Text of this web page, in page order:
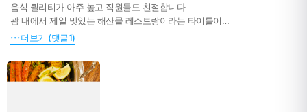
음식 퀄리티가 아주 높고 직원들도 친절합니다
괌 내에서 제일 맛있는 해산물 레스토랑이라는 타이틀이
아쉽지 않을 정도의 맛이었습니다
예약 편하게 진행할 수 있었고
직원분들이 바우처 보고 빠르게 안내해주었네요
더보기 (댓글1)